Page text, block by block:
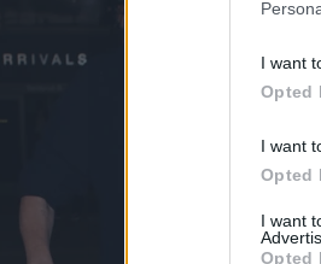
I want
Opted
I want
Opted
I want
Opted